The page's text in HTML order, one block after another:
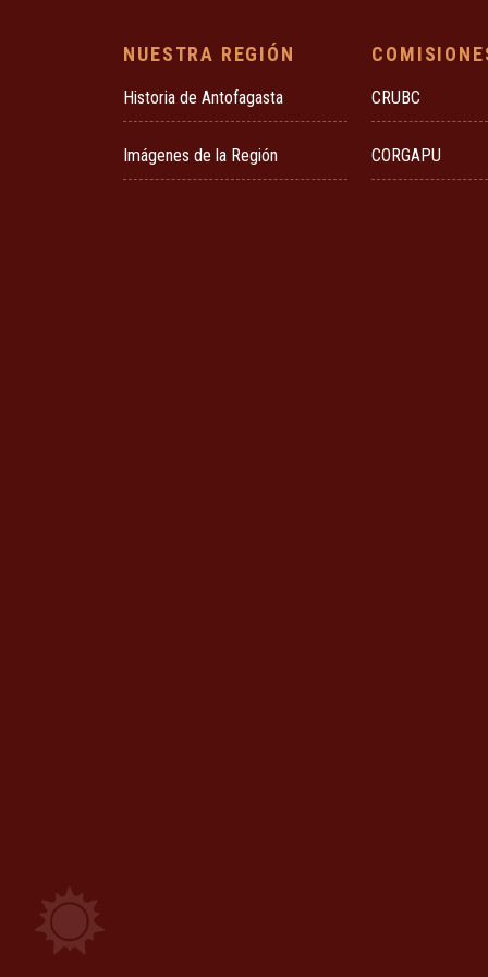
NUESTRA REGIÓN
Historia de Antofagasta
Imágenes de la Región
CRUBC
CORGAPU